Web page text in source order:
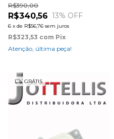
R$340,56
R$390,00
13% OFF
6 x de R$56,76 sem juros
R$323,53 com Pix
Atenção, última peça!
GRÁTIS